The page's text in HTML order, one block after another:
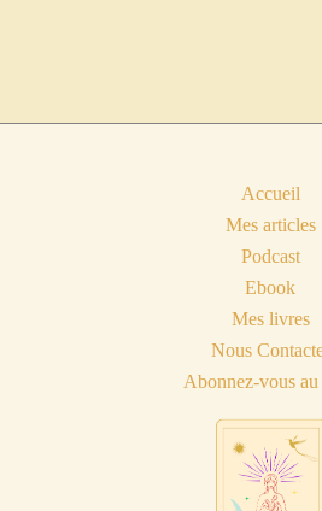
Accueil
Mes articles
Podcast
Ebook
Mes livres
Nous
Abonnez-vous